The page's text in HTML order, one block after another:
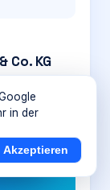
Co. KG
×
in der
Akzeptieren